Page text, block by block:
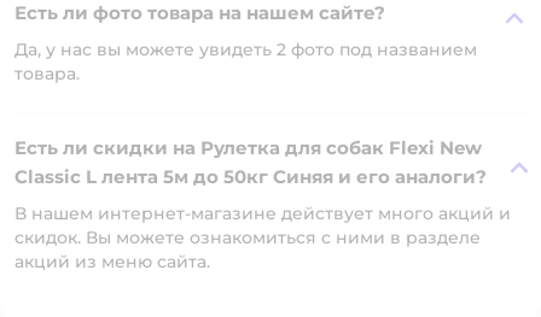
Есть ли фото товара на нашем сайте?
Да, у нас вы можете увидеть 2 фото под названием
товара.
Есть ли скидки на Рулетка для собак Flexi New
Classic L лента 5м до 50кг Синяя и его аналоги?
В нашем интернет-магазине действует много акций и
скидок. Вы можете ознакомиться с ними в разделе
акций из меню сайта.